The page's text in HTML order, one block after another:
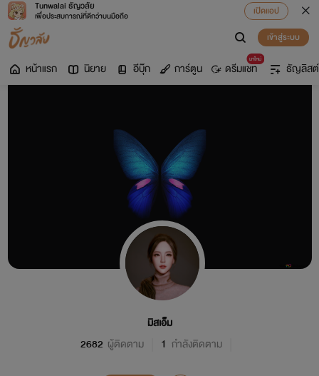
Tunwalai ธัญวลัย
เพื่อประสบการณ์ที่ดีกว่าบนมือถือ
เปิดแอป
เข้าสู่ระบบ
หน้าแรก นิยาย อีบุ๊ก การ์ตูน
มาใหม่
ดรีมแชท ธัญลิสต์
มิสเอ็ม
2682 ผู้ติดตาม 1 กำลังติดตาม